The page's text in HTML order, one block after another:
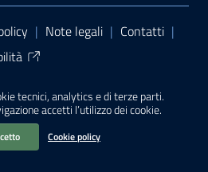
tecnici, analytics e di terze parti.
accetti l’utilizzo dei cookie.
Cookie policy
| Note legali | Contatti |
con WordPress
da